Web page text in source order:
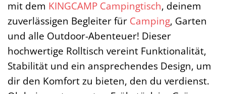
mit dem KINGCAMP Campingtisch, deinem
zuverlässigen Begleiter für Camping, Garten
und alle Outdoor-Abenteuer! Dieser
hochwertige Rolltisch vereint Funktionalität,
Stabilität und ein ansprechendes Design, um
dir den Komfort zu bieten, den du verdienst.